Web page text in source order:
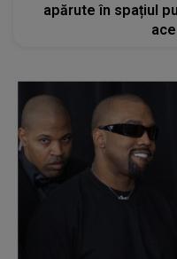
apărute în spațiul